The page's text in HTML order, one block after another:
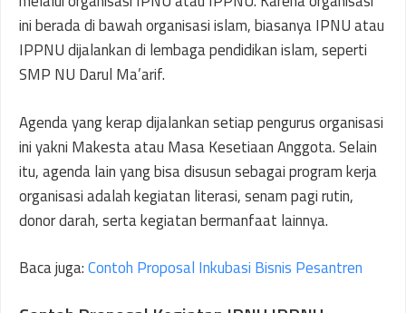
ini berada di bawah organisasi islam, biasanya IPNU atau
IPPNU dijalankan di lembaga pendidikan islam, seperti
SMP NU Darul Ma’arif.
Agenda yang kerap dijalankan setiap pengurus organisasi
ini yakni Makesta atau Masa Kesetiaan Anggota. Selain
itu, agenda lain yang bisa disusun sebagai program kerja
organisasi adalah kegiatan literasi, senam pagi rutin,
donor darah, serta kegiatan bermanfaat lainnya.
Baca juga:Contoh Proposal Inkubasi Bisnis Pesantren